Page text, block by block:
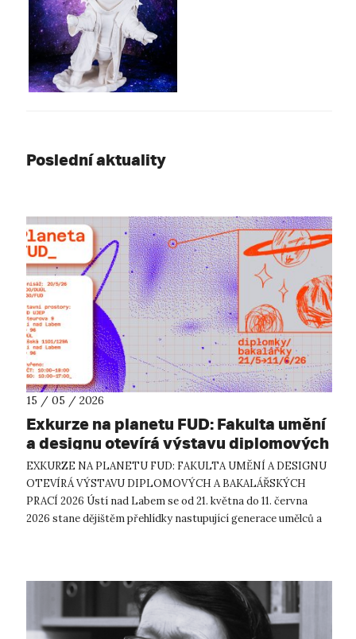
Poslední aktuality
15 / 05 / 2026
Exkurze na planetu FUD: Fakulta umění
a designu otevírá výstavu diplomových
a bakalářských prací 2026
EXKURZE NA PLANETU FUD: FAKULTA UMĚNÍ A DESIGNU
OTEVÍRÁ VÝSTAVU DIPLOMOVÝCH A BAKALÁŘSKÝCH
PRACÍ 2026 Ústí nad Labem se od 21. května do 11. června
2026 stane dějištěm přehlídky nastupující generace umělců a